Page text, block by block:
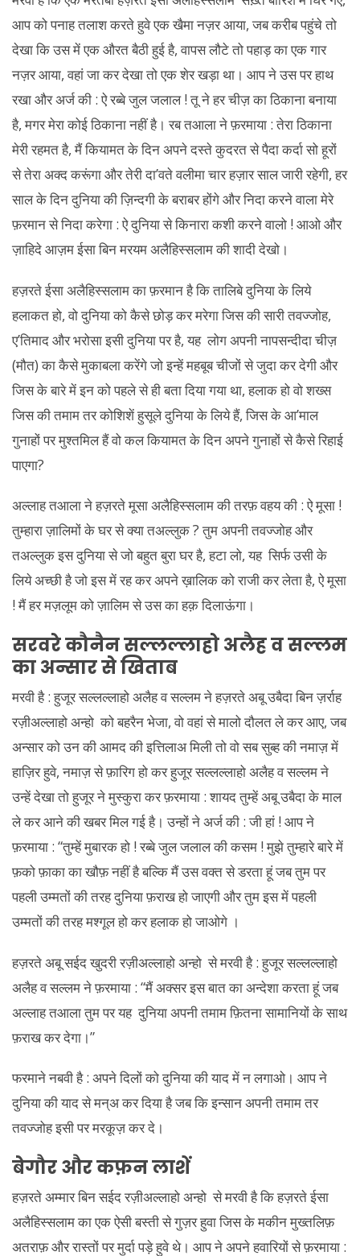
आप को पनाह तलाश करते हुवे एक खैमा नज़र आया, जब करीब पहुंचे तो
देखा कि उस में एक औरत बैठी हुई है, वापस लौटे तो पहाड़ का एक गार
नज़र आया, वहां जा कर देखा तो एक शेर खड़ा था। आप ने उस पर हाथ
रखा और अर्ज की : ऐ रब्बे जुल जलाल ! तू ने हर चीज़ का ठिकाना बनाया
है, मगर मेरा कोई ठिकाना नहीं है। रब तआला ने फ़रमाया : तेरा ठिकाना
मेरी रहमत है, मैं कियामत के दिन अपने दस्ते कुदरत से पैदा कर्दा सो हूरों
से तेरा अक्द करूंगा और तेरी दा’वते वलीमा चार हज़ार साल जारी रहेगी, हर
साल के दिन दुनिया की ज़िन्दगी के बराबर होंगे और निदा करने वाला मेरे
फ़रमान से निदा करेगा : ऐ दुनिया से किनारा कशी करने वालो ! आओ और
ज़ाहिदे आज़म ईसा बिन मरयम अलैहिस्सलाम की शादी देखो।
हज़रते ईसा अलैहिस्सलाम का फ़रमान है कि तालिबे दुनिया के लिये
हलाकत हो, वो दुनिया को कैसे छोड़ कर मरेगा जिस की सारी तवज्जोह,
ए’तिमाद और भरोसा इसी दुनिया पर है, यह लोग अपनी नापसन्दीदा चीज़
(मौत) का कैसे मुकाबला करेंगे जो इन्हें महबूब चीजों से जुदा कर देगी और
जिस के बारे में इन को पहले से ही बता दिया गया था, हलाक हो वो शख्स
जिस की तमाम तर कोशिशें हुसूले दुनिया के लिये हैं, जिस के आ’माल
गुनाहों पर मुश्तमिल हैं वो कल कियामत के दिन अपने गुनाहों से कैसे रिहाई
पाएगा?
अल्लाह तआला ने हज़रते मूसा अलैहिस्सलाम की तरफ़ वहय की : ऐ मूसा !
तुम्हारा ज़ालिमों के घर से क्या तअल्लुक ? तुम अपनी तवज्जोह और
तअल्लुक इस दुनिया से जो बहुत बुरा घर है, हटा लो, यह सिर्फ उसी के
लिये अच्छी है जो इस में रह कर अपने ख़ालिक को राजी कर लेता है, ऐ मूसा
! मैं हर मज़लूम को ज़ालिम से उस का हक़ दिलाऊंगा।
सरवरे कौनैन सल्लल्लाहो अलैह व सल्लम
का अन्सार से खिताब
मरवी है : हुजूर सल्लल्लाहो अलैह व सल्लम ने हज़रते अबू उबैदा बिन ज़र्राह
रज़ीअल्लाहो अन्हो को बहरैन भेजा, वो वहां से मालो दौलत ले कर आए, जब
अन्सार को उन की आमद की इत्तिलाअ मिली तो वो सब सुब्ह की नमाज़ में
हाज़िर हुवे, नमाज़ से फ़ारिग हो कर हुजूर सल्लल्लाहो अलैह व सल्लम ने
उन्हें देखा तो हुजूर ने मुस्कुरा कर फ़रमाया : शायद तुम्हें अबू उबैदा के माल
ले कर आने की खबर मिल गई है। उन्हों ने अर्ज की : जी हां ! आप ने
फ़रमाया : “तुम्हें मुबारक हो ! रब्बे जुल जलाल की कसम ! मुझे तुम्हारे बारे में
फ़को फ़ाका का खौफ़ नहीं है बल्कि मैं उस वक्त से डरता हूं जब तुम पर
पहली उम्मतों की तरह दुनिया फ़राख हो जाएगी और तुम इस में पहली
उम्मतों की तरह मश्गूल हो कर हलाक हो जाओगे ।
हज़रते अबू सईद खुदरी रज़ीअल्लाहो अन्हो से मरवी है : हुजूर सल्लल्लाहो
अलैह व सल्लम ने फ़रमाया : “मैं अक्सर इस बात का अन्देशा करता हूं जब
अल्लाह तआला तुम पर यह दुनिया अपनी तमाम फ़ितना सामानियों के साथ
फ़राख कर देगा।”
फरमाने नबवी है : अपने दिलों को दुनिया की याद में न लगाओ। आप ने
दुनिया की याद से मन्अ कर दिया है जब कि इन्सान अपनी तमाम तर
तवज्जोह इसी पर मरकूज़ कर दे।
बेगौर और कफ़न लाशें
हज़रते अम्मार बिन सईद रज़ीअल्लाहो अन्हो से मरवी है कि हज़रते ईसा
अलैहिस्सलाम का एक ऐसी बस्ती से गुज़र हुवा जिस के मकीन मुख्तलिफ़
अतराफ़ और रास्तों पर मुर्दा पड़े हुवे थे। आप ने अपने हवारियों से फ़रमाया :